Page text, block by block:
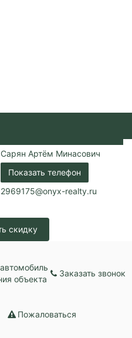
Сарян Артём Минасович
Показать телефон
2969175@onyx-realty.ru
скидку
объекта
Заказать звонок
Пожаловаться